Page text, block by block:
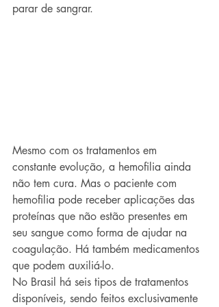
parar de sangrar.
Mesmo com os tratamentos em
constante evolução, a hemofilia ainda
não tem cura. Mas o paciente com
hemofilia pode receber aplicações das
proteínas que não estão presentes em
seu sangue como forma de ajudar na
coagulação. Há também medicamentos
que podem auxiliá-lo.
No Brasil há seis tipos de tratamentos
disponíveis, sendo feitos exclusivamente